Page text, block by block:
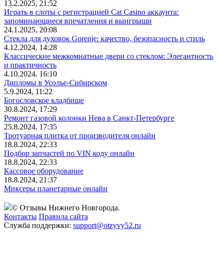
13.2.2025, 21:52
Играть в слоты с регистрацией Cat Casino аккаунта:
запоминающиеся впечатления и выигрыши
24.1.2025, 20:08
Стекла для духовок Gorenje: качество, безопасность и стиль
4.12.2024, 14:28
Классические межкомнатные двери со стеклом: Элегантность
и практичность
4.10.2024, 16:10
Дипломы в Усолье-Сибирском
5.9.2024, 11:22
Богословское кладбище
30.8.2024, 17:29
Ремонт газовой колонки Нева в Санкт-Петербурге
25.8.2024, 17:35
Тротуарная плитка от производителя онлайн
18.8.2024, 22:33
Подбор запчастей по VIN коду онлайн
18.8.2024, 22:33
Кассовое оборудование
18.8.2024, 21:37
Миксеры планетарные онлайн
© Отзывы Нижнего Новгорода.
Контакты Правила сайта
Служба поддержки: support@otzyvy52.ru